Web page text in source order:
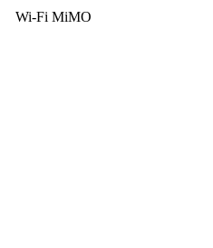
Wi-Fi MiMO